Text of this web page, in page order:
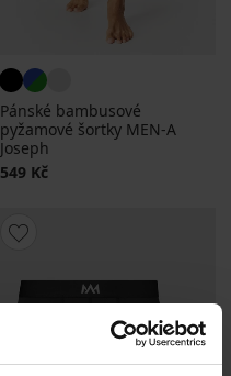
Pánské bambusové
pyžamové šortky MEN-A
Joseph
549 Kč